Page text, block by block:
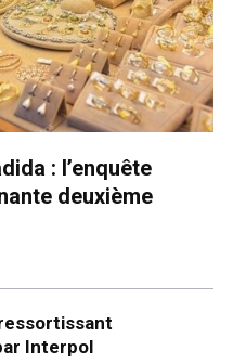
: l’enquête
deuxième
Interpol